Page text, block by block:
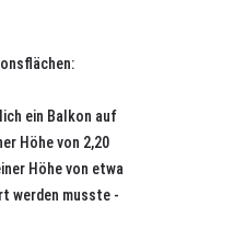
ein Balkon auf
Höhe von 2,20
Höhe von etwa
werden musste -